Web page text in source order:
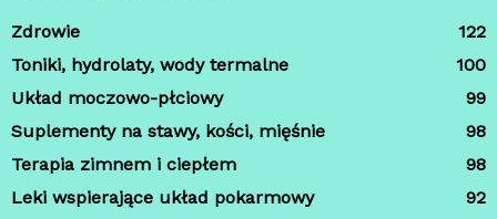
Zdrowie
122
Toniki, hydrolaty, wody termalne
100
Układ moczowo-płciowy
99
Suplementy na stawy, kości, mięśnie
98
Terapia zimnem i ciepłem
98
Leki wspierające układ pokarmowy
92